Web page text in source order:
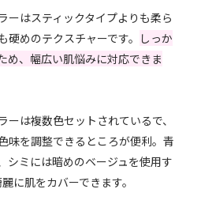
ーはスティックタイプよりも柔ら
めのテクスチャーです。 しっか
め、幅広い肌悩みに対応できま
は複数色セットされているで、
味を調整できるところが便利。青
シミには暗めのベージュを使用す
に肌をカバーできます。